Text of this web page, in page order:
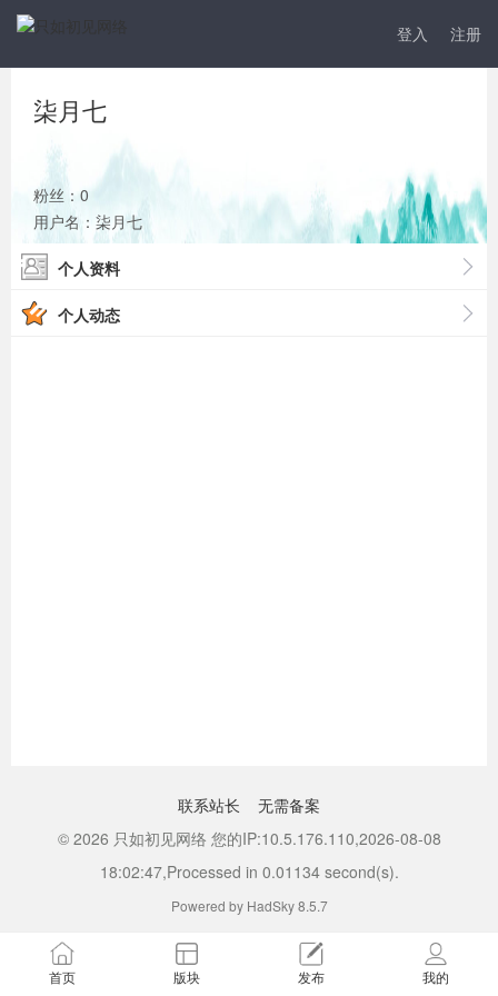
登入 注册
首页 版块 发布 我的
柒月七
粉丝：0
用户名：柒月七
个人资料
个人动态
联系站长
无需备案
© 2026 只如初见网络 您的IP:10.5.176.110,2026-08-08
18:02:47,Processed in 0.01134 second(s).
Powered by HadSky 8.5.7